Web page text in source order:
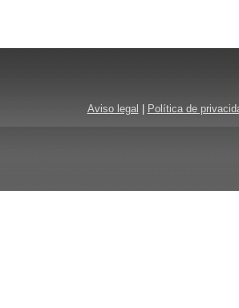
Aviso legal Política de